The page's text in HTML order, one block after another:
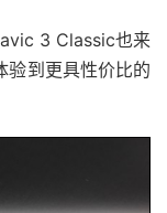
3 Classic也来
验到更具性价比的